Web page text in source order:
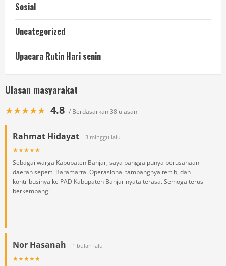
Sosial
Uncategorized
Upacara Rutin Hari senin
Ulasan masyarakat
★★★★★ 4.8 / Berdasarkan 38 ulasan
Rahmat Hidayat 3 minggu lalu
★★★★★
Sebagai warga Kabupaten Banjar, saya bangga punya perusahaan
daerah seperti Baramarta. Operasional tambangnya tertib, dan
kontribusinya ke PAD Kabupaten Banjar nyata terasa. Semoga terus
berkembang!
Nor Hasanah 1 bulan lalu
★★★★★